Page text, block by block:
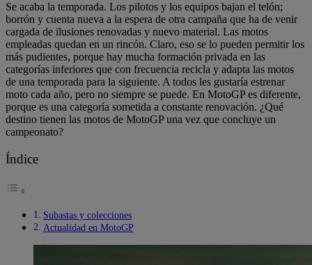
Se acaba la temporada. Los pilotos y los equipos bajan el telón;
borrón y cuenta nueva a la espera de otra campaña que ha de venir
cargada de ilusiones renovadas y nuevo material. Las motos
empleadas quedan en un rincón. Claro, eso se lo pueden permitir los
más pudientes, porque hay mucha formación privada en las
categorías inferiores que con frecuencia recicla y adapta las motos
de una temporada para la siguiente. A todos les gustaría estrenar
moto cada año, pero no siempre se puede. En MotoGP es diferente,
porque es una categoría sometida a constante renovación. ¿Qué
destino tienen las motos de MotoGP una vez que concluye un
campeonato?
Índice
Subastas y colecciones
Actualidad en MotoGP